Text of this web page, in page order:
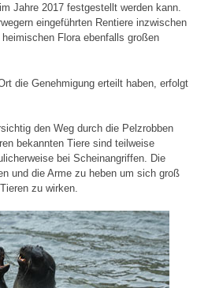
Jahre 2017 festgestellt werden kann.
eingeführten Rentiere inzwischen
Flora ebenfalls großen
die Genehmigung erteilt haben, erfolgt
den Weg durch die Pelzrobben
bekannten Tiere sind teilweise
bei Scheinangriffen. Die
und die Arme zu heben um sich groß
zu wirken.